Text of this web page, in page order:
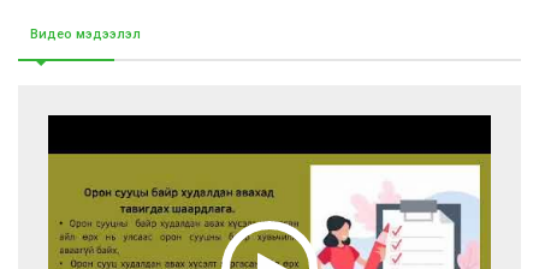
Видео мэдээлэл